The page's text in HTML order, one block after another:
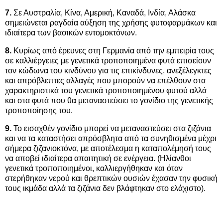
7. Σε Αυστραλία, Κίνα, Αμερική, Καναδά, Ινδία, Αλάσκα
σημειώνεται ραγδαία αύξηση της χρήσης φυτοφαρμάκων και
ιδιαίτερα των βασικών εντομοκτόνων.
8. Κυρίως από έρευνες στη Γερμανία από την εμπειρία τους
σε καλλιέργειες με γενετικά τροποποιημένα φυτά επισείουν
τον κώδωνα του κινδύνου για τις επικίνδυνες, ανεξέλεγκτες
και απρόβλεπτες αλλαγές που μπορούν να επέλθουν στα
χαρακτηριστικά του γενετικά τροποποιημένου φυτού αλλά
και στα φυτά που θα μεταναστεύσει το γονίδιο της γενετικής
τροποποίησης του.
9. Το εισαχθέν γονίδιο μπορεί να μεταναστεύσει στα ζιζάνια
και να τα καταστήσει απρόσβλητα από τα συνηθισμένα μέχρι
σήμερα ζιζανιοκτόνα, με αποτέλεσμα η καταπολέμησή τους
να αποβεί ιδιαίτερα απαιτητική σε ενέργεια. (Ηλίανθοι
γενετικά τροποποιημένοι, καλλιεργήθηκαν και όταν
στερήθηκαν νερού και θρεπτικών ουσιών έχασαν την φυσική
τους ικμάδα αλλά τα ζιζάνια δεν βλάφτηκαν στο ελάχιστο).